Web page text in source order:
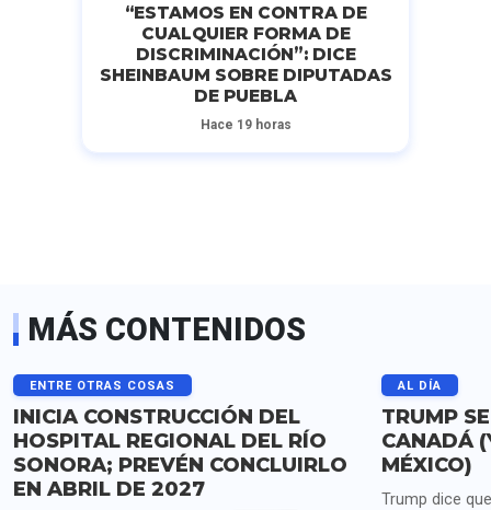
“ESTAMOS EN CONTRA DE
CUALQUIER FORMA DE
DISCRIMINACIÓN”: DICE
SHEINBAUM SOBRE DIPUTADAS
DE PUEBLA
Hace 19 horas
MÁS CONTENIDOS
ENTRE OTRAS COSAS
INICIA CONSTRUCCIÓN DEL
HOSPITAL REGIONAL DEL RÍO
SONORA; PREVÉN CONCLUIRLO
EN ABRIL DE 2027
AL DÍA
TRUMP
CANADÁ
MÉXICO)
Trump dice